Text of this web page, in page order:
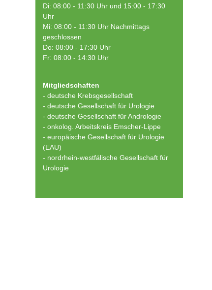
Di: 08:00 - 11:30 Uhr und 15:00 - 17:30
Uhr
Mi: 08:00 - 11:30 Uhr Nachmittags
geschlossen
Do: 08:00 - 17:30 Uhr
Fr: 08:00 - 14:30 Uhr
Mitgliedschaften
- deutsche Krebsgesellschaft
- deutsche Gesellschaft für Urologie
- deutsche Gesellschaft für Andrologie
- onkolog. Arbeitskreis Emscher-Lippe
- europäische Gesellschaft für Urologie
(EAU)
- nordrhein-westfälische Gesellschaft für
Urologie